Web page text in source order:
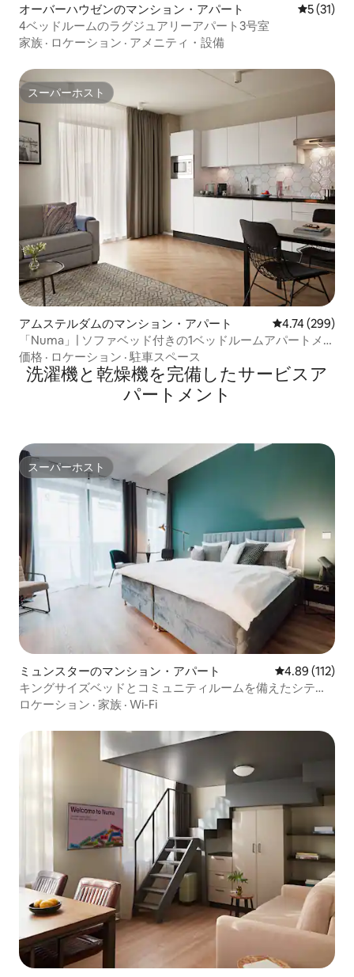
オーバーハウゼンのマンション・アパート レビュー
5 (31)
4ベッドルームのラグジュアリーアパート3号室
家族 · ロケーション · アメニティ・設備
スーパーホスト
スーパーホスト
アムステルダムのマンション・アパート レビュー299
4.74 (299)
「Numa」| ソファベッド付きの1ベッドルームアパートメン
ト
価格 · ロケーション · 駐車スペース
洗濯機と乾燥機を完備したサービスア
パートメント
スーパーホスト
スーパーホスト
ミュンスターのマンション・アパート レビュー112
4.89 (112)
キングサイズベッドとコミュニティルームを備えたシティ
スタジオ
ロケーション · 家族 · Wi-Fi